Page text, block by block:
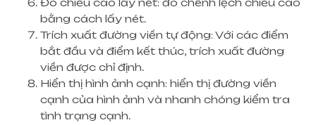
Đo chiều cao lấy nét: đo chênh lệch chiều cao
bằng cách lấy nét.
Trích xuất đường viền tự động: Với các điểm
bắt đầu và điểm kết thúc, trích xuất đường
viền được chỉ định.
Hiển thị hình ảnh cạnh: hiển thị đường viền
cạnh của hình ảnh và nhanh chóng kiểm tra
tình trạng cạnh.